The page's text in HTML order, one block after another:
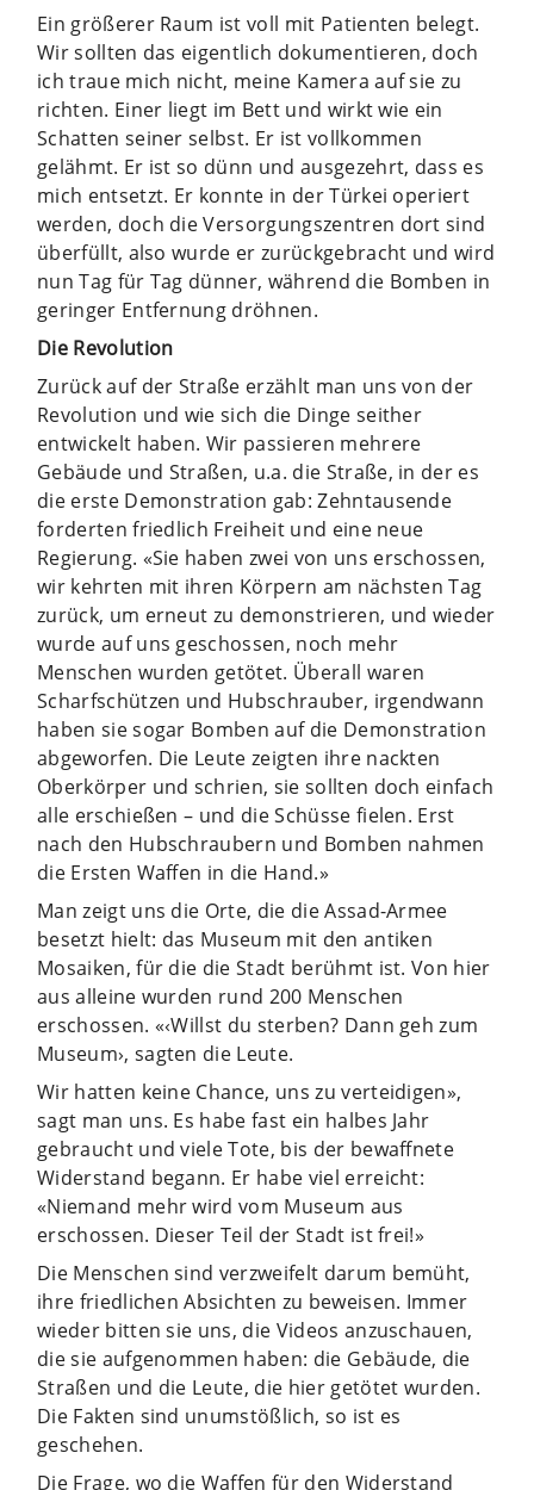
Ein größerer Raum ist voll mit Patienten belegt.
Wir sollten das eigentlich dokumentieren, doch
ich traue mich nicht, meine Kamera auf sie zu
richten. Einer liegt im Bett und wirkt wie ein
Schatten seiner selbst. Er ist vollkommen
gelähmt. Er ist so dünn und ausgezehrt, dass es
mich entsetzt. Er konnte in der Türkei operiert
werden, doch die Versorgungszentren dort sind
überfüllt, also wurde er zurückgebracht und wird
nun Tag für Tag dünner, während die Bomben in
geringer Entfernung dröhnen.
Die Revolution
Zurück auf der Straße erzählt man uns von der
Revolution und wie sich die Dinge seither
entwickelt haben. Wir passieren mehrere
Gebäude und Straßen, u.a. die Straße, in der es
die erste Demonstration gab: Zehntausende
forderten friedlich Freiheit und eine neue
Regierung. «Sie haben zwei von uns erschossen,
wir kehrten mit ihren Körpern am nächsten Tag
zurück, um erneut zu demonstrieren, und wieder
wurde auf uns geschossen, noch mehr
Menschen wurden getötet. Überall waren
Scharfschützen und Hubschrauber, irgendwann
haben sie sogar Bomben auf die Demonstration
abgeworfen. Die Leute zeigten ihre nackten
Oberkörper und schrien, sie sollten doch einfach
alle erschießen – und die Schüsse fielen. Erst
nach den Hubschraubern und Bomben nahmen
die Ersten Waffen in die Hand.»
Man zeigt uns die Orte, die die Assad-Armee
besetzt hielt: das Museum mit den antiken
Mosaiken, für die die Stadt berühmt ist. Von hier
aus alleine wurden rund 200 Menschen
erschossen. «‹Willst du sterben? Dann geh zum
Museum›, sagten die Leute.
Wir hatten keine Chance, uns zu verteidigen»,
sagt man uns. Es habe fast ein halbes Jahr
gebraucht und viele Tote, bis der bewaffnete
Widerstand begann. Er habe viel erreicht:
«Niemand mehr wird vom Museum aus
erschossen. Dieser Teil der Stadt ist frei!»
Die Menschen sind verzweifelt darum bemüht,
ihre friedlichen Absichten zu beweisen. Immer
wieder bitten sie uns, die Videos anzuschauen,
die sie aufgenommen haben: die Gebäude, die
Straßen und die Leute, die hier getötet wurden.
Die Fakten sind unumstößlich, so ist es
geschehen.
Die Frage, wo die Waffen für den Widerstand